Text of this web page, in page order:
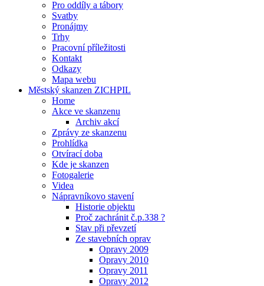
Pro oddíly a tábory
Svatby
Pronájmy
Trhy
Pracovní příležitosti
Kontakt
Odkazy
Mapa webu
Městský skanzen ZICHPIL
Home
Akce ve skanzenu
Archiv akcí
Zprávy ze skanzenu
Prohlídka
Otvírací doba
Kde je skanzen
Fotogalerie
Videa
Nápravníkovo stavení
Historie objektu
Proč zachránit č.p.338 ?
Stav při převzetí
Ze stavebních oprav
Opravy 2009
Opravy 2010
Opravy 2011
Opravy 2012